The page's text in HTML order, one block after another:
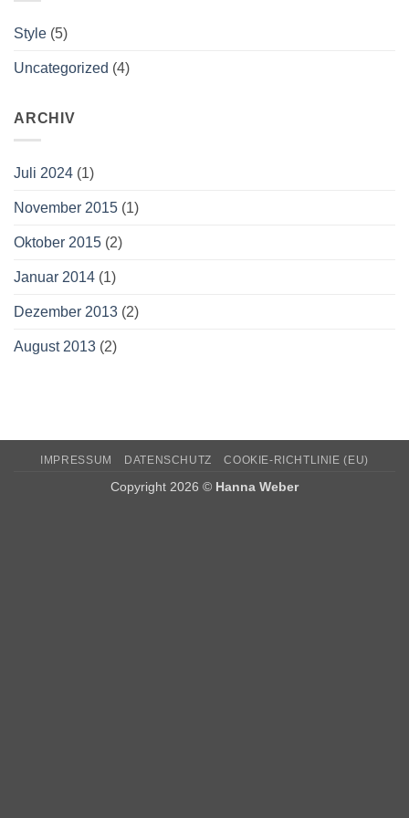
Style (5)
Uncategorized (4)
ARCHIV
Juli 2024 (1)
November 2015 (1)
Oktober 2015 (2)
Januar 2014 (1)
Dezember 2013 (2)
August 2013 (2)
IMPRESSUM DATENSCHUTZ COOKIE-RICHTLINIE (EU)
Copyright 2026 © Hanna Weber